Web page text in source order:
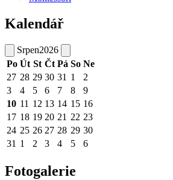
Kalendář
Srpen2026
Po Út St Čt Pá So Ne
27 28 29 30 31 1
2
3
4 5 6 7 8
9
10 11 12 13 14 15 16
17 18 19 20 21 22 23
24 25 26 27 28 29 30
31 1 2 3 4 5 6
Fotogalerie